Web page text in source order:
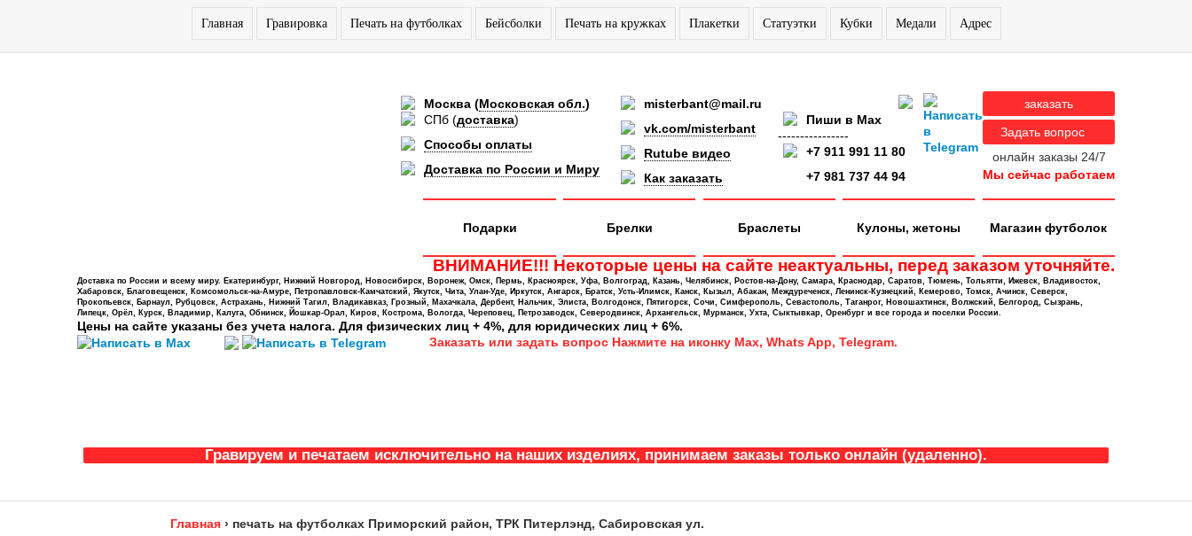
Главная Гравировка Печать на футболках Бейсболки Печать на кружках Плакетки Статуэтки Кубки Медали Адрес
Москва (Московская обл.)
СПб (доставка)
Способы оплаты
Доставка по России и Миру
misterbant@mail.ru
vk.com/misterbant
Rutube видео
Как заказать
Пиши в Max
----------------
+7 911 991 11 80
+7 981 737 44 94
заказать
Задать вопрос
онлайн заказы 24/7
Мы сейчас работаем
Магазин футболок
Кулоны, жетоны
Браслеты
Брелки
Подарки
ВНИМАНИЕ!!! Некоторые цены на сайте неактуальны, перед заказом уточняйте.
Доставка по России и всему миру. Екатеринбург, Нижний Новгород, Новосибирск, Воронеж, Омск, Пермь, Красноярск, Уфа, Волгоград, Казань, Челябинск, Ростов-на-Дону, Самара, Краснодар, Саратов, Тюмень, Тольятти, Ижевск, Владивосток,
Хабаровск, Благовещенск, Комсомольск-на-Амуре, Петропавловск-Камчатский, Якутск, Чита, Улан-Уде, Иркутск, Ангарск, Братск, Усть-Илимск, Канск, Кызыл, Абакан, Междуреченск, Ленинск-Кузнецкий, Кемерово, Томск, Ачинск, Северск,
Прокопьевск, Барнаул, Рубцовск, Астрахань, Нижний Тагил, Владикавказ, Грозный, Махачкала, Дербент, Нальчик, Элиста, Волгодонск, Пятигорск, Сочи, Симферополь, Севастополь, Таганрог, Новошахтинск, Волжский, Белгород, Сызрань,
Липецк, Орёл, Курск, Владимир, Калуга, Обнинск, Йошкар-Орал, Киров, Кострома, Вологда, Череповец, Петрозаводск, Северодвинск, Архангельск, Мурманск, Ухта, Сыктывкар, Оренбург и все города и поселки России.
Цены на сайте указаны без учета налога. Для физических лиц + 4%, для юридических лиц + 6%.
Заказать или задать вопрос Нажмите на иконку Max, Whats App, Telegram.
Гравируем и печатаем исключительно на наших изделиях, принимаем заказы только онлайн (удаленно).
Главная › печать на футболках Приморский район, ТРК Питерлэнд, Сабировская ул.